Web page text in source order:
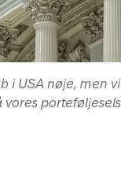
i USA nøje, men